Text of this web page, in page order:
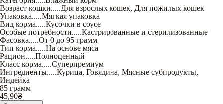
Возраст кошки.....Для взрослых кошек, Для пожилых кошек
Упаковка.....Мягкая упаковка
Вид корма.....Кусочки в соусе
Особые потребности.....Кастрированные и стерилизованные
Фасовка.....От 0 до 95 грамм
Тип корма.....На основе мяса
Рацион.....Полноценный
Класс корма.....Суперпремиум
Ингредиенты.....Курица, Говядина, Мясные субпродукты,
Индейка
85 грамм
45,90₴